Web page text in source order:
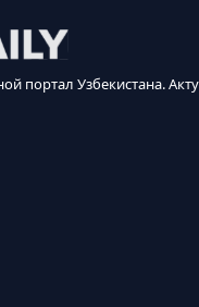
портал Узбекистана.